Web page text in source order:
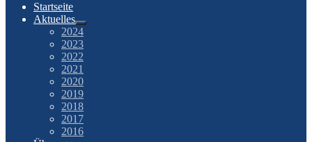
Startseite
Aktuelles
2024
2023
2022
2021
2020
2019
2018
2017
2016